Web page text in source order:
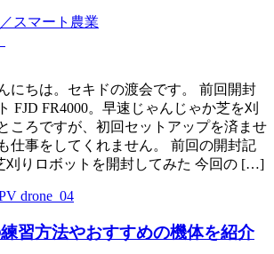
スマート農業
にちは。セキドの渡会です。 前回開封
FJD FR4000。早速じゃんじゃか芝を刈
ころですが、初回セットアップを済ませ
仕事をしてくれません。 前回の開封記
刈りロボットを開封してみた 今回の […]
習方法やおすすめの機体を紹介